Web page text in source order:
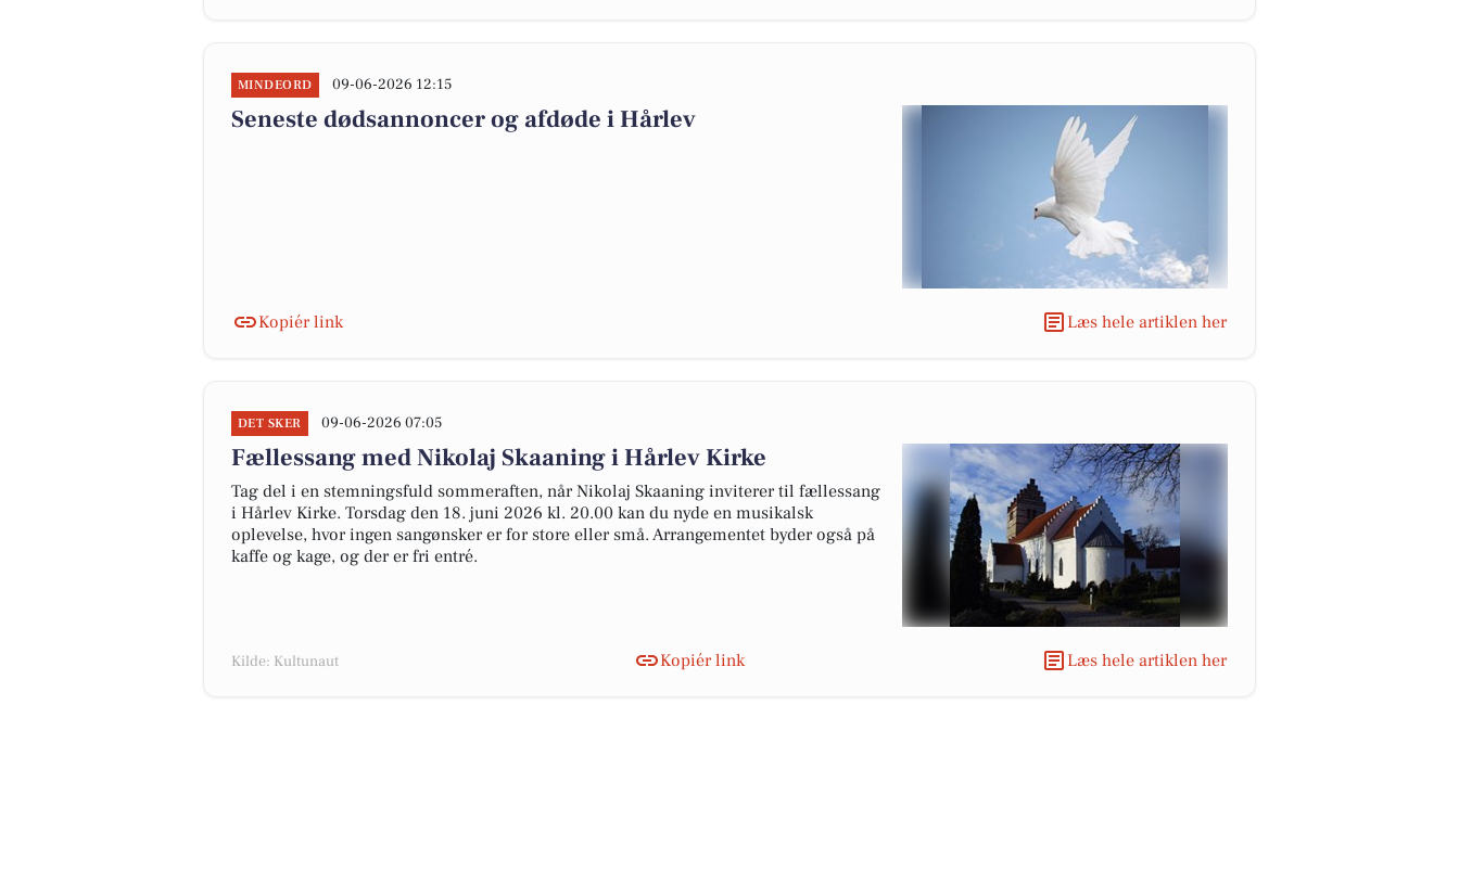
MINDEORD 09-06-2026 12:15
Seneste dødsannoncer og afdøde i Hårlev
Kopiér link Læs hele artiklen her
DET SKER 09-06-2026 07:05
Fællessang med Nikolaj Skaaning i Hårlev Kirke
Tag del i en stemningsfuld sommeraften, når Nikolaj Skaaning inviterer til fællessang
i Hårlev Kirke. Torsdag den 18. juni 2026 kl. 20.00 kan du nyde en musikalsk
oplevelse, hvor ingen sangønsker er for store eller små. Arrangementet byder også på
kaffe og kage, og der er fri entré.
Kilde: Kultunaut Kopiér link Læs hele artiklen her